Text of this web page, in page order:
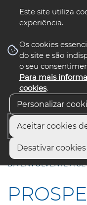
Este site utiliza
experiência.
Os cookies
do site e são
o seu
Para mais
cookies.
Personalizar
Aceitar cookies
Desativar
nos
Início
PROSPEÇÃO
DA ENVOLVENTE À